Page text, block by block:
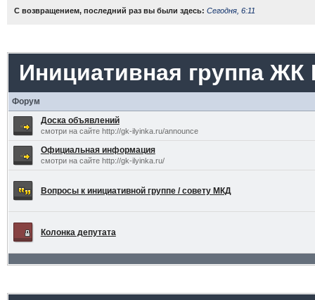
С возвращением, последний раз вы были здесь: Сегодня, 6:11
Инициативная группа ЖК
Форум
Доска объявлений
смотри на сайте http://gk-ilyinka.ru/announce
Официальная информация
смотри на сайте http://gk-ilyinka.ru/
Вопросы к инициативной группе / совету МКД
Колонка депутата